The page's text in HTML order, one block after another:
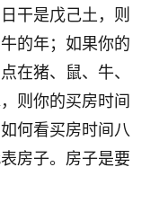
干是戊己土，则
的年；如果你的
在猪、鼠、牛、
则你的买房时间
何看买房时间八
房子。房子是要
建议，处理了一些因
好多，主要是心情好
体会了。
之后，最大的感
万般皆是命，半点